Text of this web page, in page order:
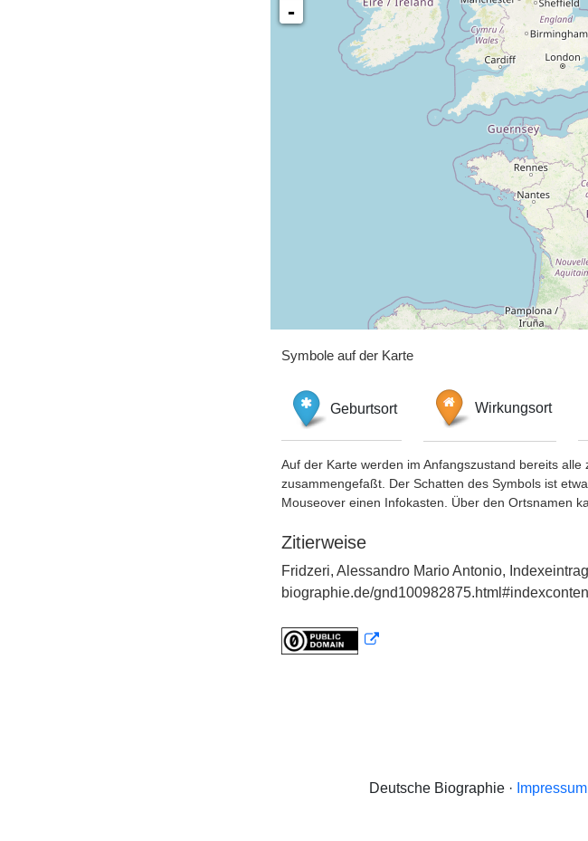
-
Symbole auf der Karte
Geburtsort Wirkungsort
Auf der Karte werden im Anfangszustand bereits
zusammengefaßt. Der Schatten des Symbols ist
Mouseover einen Infokasten. Über den Ortsnamen
Zitierweise
Fridzeri, Alessandro Mario Antonio,
biographie.de/
Deutsche Biographie · Impressum